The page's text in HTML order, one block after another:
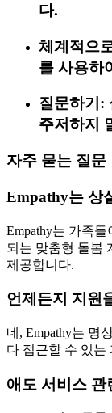
다.
체계적으
를 사용하
질문하기:
주저하지
자주 묻는 질문
Empathy는 상
Empathy는 가족
되는 맞춤형 돌봄
제공합니다.
언제든지 지원
네, Empathy는 명
다 접근할 수 있는
애도 서비스 관